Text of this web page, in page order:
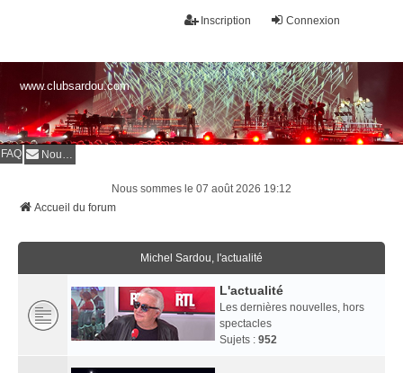
Connexion
Inscription
www.clubsardou.com
FAQ Nous contacter
Nous sommes le 07 août 2026 19:12
Accueil du forum
Michel Sardou, l'actualité
L'actualité
Les dernières nouvelles, hors
spectacles
Sujets : 952